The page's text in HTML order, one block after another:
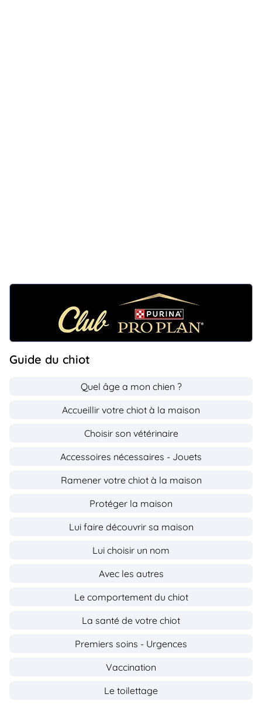
Guide du chiot
Quel âge a mon chien ?
Accueillir votre chiot à la maison
Choisir son vétérinaire
Accessoires nécessaires - Jouets
Ramener votre chiot à la maison
Protéger la maison
Lui faire découvrir sa maison
Lui choisir un nom
Avec les autres
Le comportement du chiot
La santé de votre chiot
Premiers soins - Urgences
Vaccination
Le toilettage